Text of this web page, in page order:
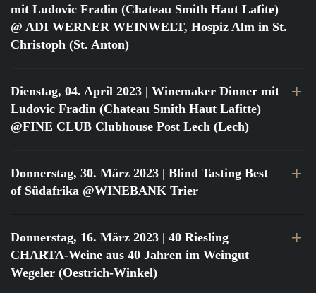
mit Ludovic Fradin (Chateau Smith Haut Lafite)
@ ADI WERNER WEINWELT, Hospiz Alm in St.
Christoph (St. Anton)
Dienstag, 04. April 2023 | Winemaker Dinner mit
Ludovic Fradin (Chateau Smith Haut Lafitte)
@FINE CLUB Clubhouse Post Lech (Lech)
Donnerstag, 30. März 2023 | Blind Tasting Best
of Südafrika @WINEBANK Trier
Donnerstag, 16. März 2023 | 40 Riesling
CHARTA-Weine aus 40 Jahren im Weingut
Wegeler (Oestrich-Winkel)